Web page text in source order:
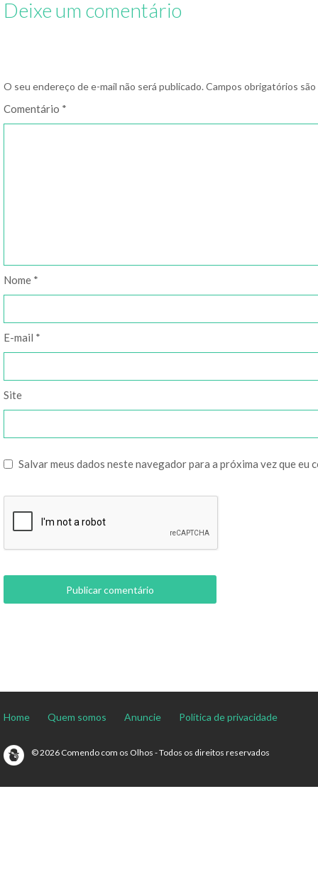
Deixe um comentário
O seu endereço de e-mail não será publicado. Campos obrigatórios
Comentário *
Nome *
E-mail *
Site
Salvar meus dados neste navegador para a próxima vez que eu
Home Quem somos Anuncie Política de privacidade
© 2026 Comendo com os Olhos - Todos os direitos reservados